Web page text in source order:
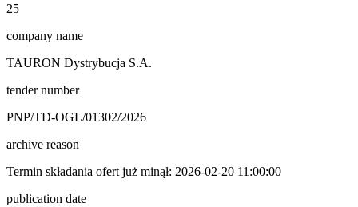
25
company name
TAURON Dystrybucja S.A.
tender number
PNP/TD-OGL/01302/2026
archive reason
Termin składania ofert już minął: 2026-02-20 11:00:00
publication date